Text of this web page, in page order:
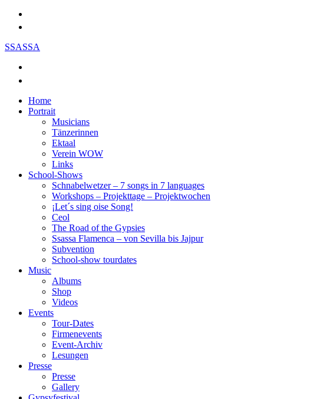
SSASSA
Home
Portrait
Musicians
Tänzerinnen
Ektaal
Verein WOW
Links
School-Shows
Schnabelwetzer – 7 songs in 7 languages
Workshops – Projekttage – Projektwochen
¡Let´s sing oise Song!
Ceol
The Road of the Gypsies
Ssassa Flamenca – von Sevilla bis Jajpur
Subvention
School-show tourdates
Music
Albums
Shop
Videos
Events
Tour-Dates
Firmenevents
Event-Archiv
Lesungen
Presse
Presse
Gallery